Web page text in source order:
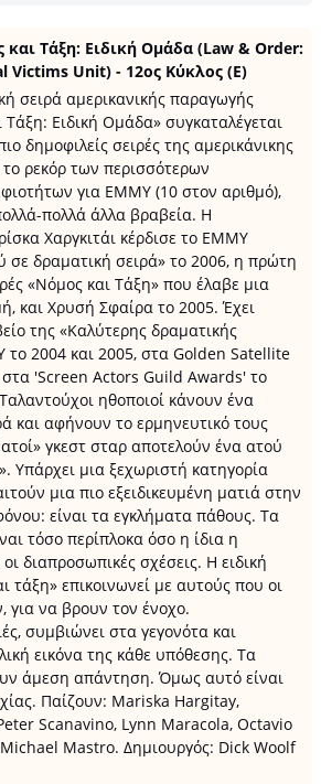
και Τάξη: Ειδική Ομάδα (Law & Order:
Victims Unit) - 12ος Κύκλος (E)
σειρά αμερικανικής παραγωγής
Ειδική Ομάδα» συγκαταλέγεται
δημοφιλείς σειρές της αμερικάνικης
ρεκόρ των περισσότερων
για ΕΜΜΥ (10 στον αριθμό),
πολλά άλλα βραβεία. Η
Χαργκιτάι κέρδισε το EMMY
σε δραματική σειρά» το 2006, η πρώτη
«Νόμος και Τάξη» που έλαβε μια
και Χρυσή Σφαίρα το 2005. Έχει
της «Καλύτερης δραματικής
το 2004 και 2005, στα Golden Satellite
'Screen Actors Guild Awards' το
ηθοποιοί κάνουν ένα
και αφήνουν το ερμηνευτικό τους
γκεστ σταρ αποτελούν ένα ατού
Υπάρχει μια ξεχωριστή κατηγορία
μια πιο εξειδικευμένη ματιά στην
είναι τα εγκλήματα πάθους. Τα
τόσο περίπλοκα όσο η ίδια η
διαπροσωπικές σχέσεις. Η ειδική
τάξη» επικοινωνεί με αυτούς που οι
για να βρουν τον ένοχο.
συμβιώνει στα γεγονότα και
εικόνα της κάθε υπόθεσης. Τα
άμεση απάντηση. Όμως αυτό είναι
Παίζουν: Mariska Hargitay,
Scanavino, Lynn Maracola, Octavio
Mastro. Δημιουργός: Dick Woolf